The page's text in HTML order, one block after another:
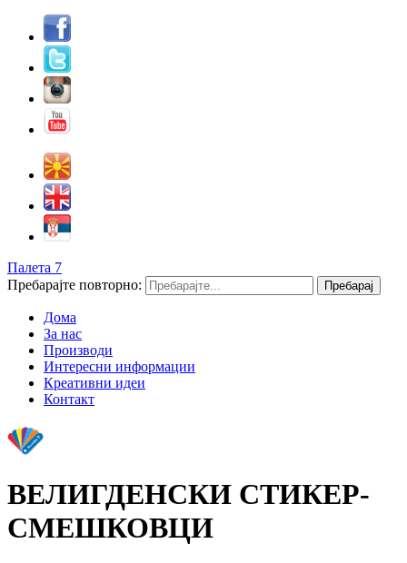
Палета 7
Пребарајте повторно:
Дома
За нас
Производи
Интересни информации
Креативни идеи
Контакт
ВЕЛИГДЕНСКИ СТИКЕР-
СМЕШКОВЦИ